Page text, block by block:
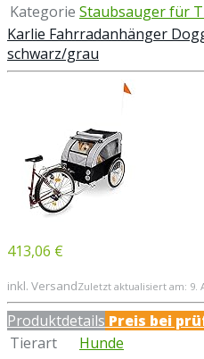
Kategorie Staubsauger für
Karlie Fahrradanhänger
schwarz/grau
413,06 €
inkl. VersandZuletzt aktualisiert am: 9.
Produktdetails Preis bei
Tierart
Hunde